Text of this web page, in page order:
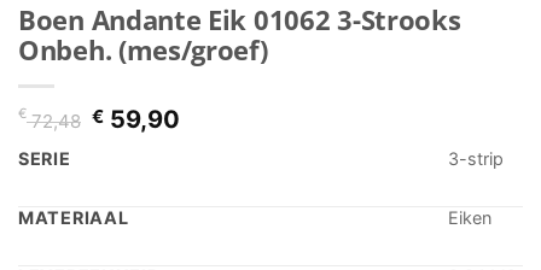
Boen Andante Eik 01062 3-Strooks
Onbeh. (mes/groef)
€72,48 Oorspronkelijke
prijs
€59,90Huidige
SERIE 3-strip
MATERIAAL Eiken